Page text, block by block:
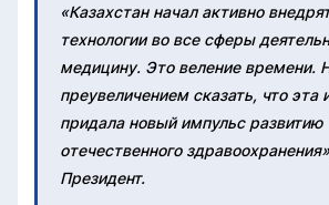
«Казахстан начал активно
технологии во все сферы
медицину. Это веление времени.
преувеличением сказать, что эта
придала новый импульс развитию
отечественного
Президент.